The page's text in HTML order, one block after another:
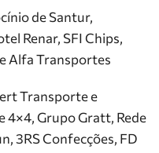
de Santur,
Renar, SFI Chips,
Alfa Transportes
Transporte e
4×4, Grupo Gratt, Rede
3RS Confecções, FD